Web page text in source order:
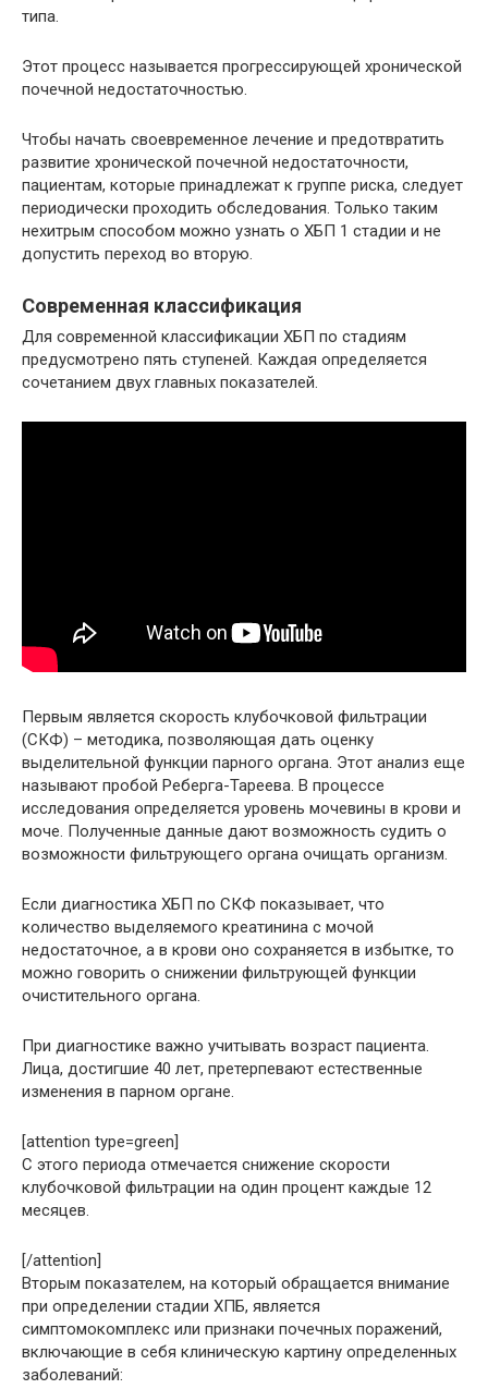
типа.
Этот процесс называется прогрессирующей хронической
почечной недостаточностью.
Чтобы начать своевременное лечение и предотвратить
развитие хронической почечной недостаточности,
пациентам, которые принадлежат к группе риска, следует
периодически проходить обследования. Только таким
нехитрым способом можно узнать о ХБП 1 стадии и не
допустить переход во вторую.
Современная классификация
Для современной классификации ХБП по стадиям
предусмотрено пять ступеней. Каждая определяется
сочетанием двух главных показателей.
Первым является скорость клубочковой фильтрации
(СКФ) – методика, позволяющая дать оценку
выделительной функции парного органа. Этот анализ еще
называют пробой Реберга-Тареева. В процессе
исследования определяется уровень мочевины в крови и
моче. Полученные данные дают возможность судить о
возможности фильтрующего органа очищать организм.
Если диагностика ХБП по СКФ показывает, что
количество выделяемого креатинина с мочой
недостаточное, а в крови оно сохраняется в избытке, то
можно говорить о снижении фильтрующей функции
очистительного органа.
При диагностике важно учитывать возраст пациента.
Лица, достигшие 40 лет, претерпевают естественные
изменения в парном органе.
[attention type=green]
С этого периода отмечается снижение скорости
клубочковой фильтрации на один процент каждые 12
месяцев.
[/attention]
Вторым показателем, на который обращается внимание
при определении стадии ХПБ, является
симптомокомплекс или признаки почечных поражений,
включающие в себя клиническую картину определенных
заболеваний: